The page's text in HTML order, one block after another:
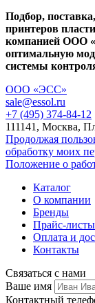
Подбор,
принтеров
компанией ООО
оптимальную
системы
ООО «ЭСС»
sale@essol.ru
+7 (495) 374-84-12
111141, Москва,
Продолжая
обработку моих
Положение о
Каталог
О компании
Бренды
Прайс-листы
Оплата и
Контакты
Связаться с нами
Ваше имя
Контактный